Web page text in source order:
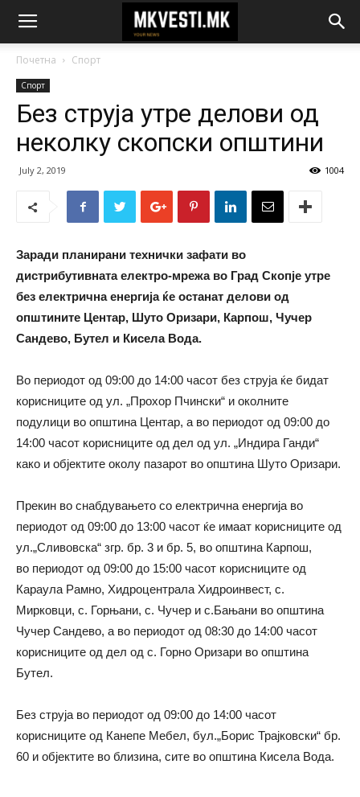
Почетна Спорт
Спорт
Без струја утре делови од
неколку скопски општини
July 2, 2019 1004
Заради планирани технички зафати во
дистрибутивната електро-мрежа во Град Скопје утре
без електрична енергија ќе останат делови од
општините Центар, Шуто Оризари, Карпош, Чучер
Сандево, Бутел и Кисела Вода.
Во периодот од 09:00 до 14:00 часот без струја ќе бидат
корисниците од ул. „Прохор Пчински“ и околните
подулици во општина Центар, а во периодот од 09:00 до
14:00 часот корисниците од дел од ул. „Индира Ганди“
како и објектите околу пазарот во општина Шуто Оризари.
Прекин во снабдувањето со електрична енергија во
периодот од 09:00 до 13:00 часот ќе имаат корисниците од
ул.„Сливовска“ згр. бр. 3 и бр. 5, во општина Карпош,
во периодот од 09:00 до 15:00 часот корисниците од
Караула Рамно, Хидроцентрала Хидроинвест, с.
Мирковци, с. Горњани, с. Чучер и с.Бањани во општина
Чучер Сандево, а во периодот од 08:30 до 14:00 часот
корисниците од дел од с. Горно Оризари во општина
Бутел.
Без струја во периодот од 09:00 до 14:00 часот
корисниците од Канепе Мебел, бул.„Борис Трајковски“ бр.
60 и објектите во близина, сите во општина Кисела Вода.